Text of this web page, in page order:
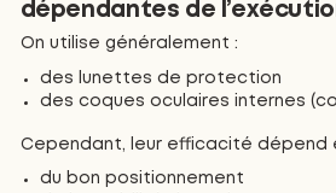
dépendantes de
On utilise généralement :
des lunettes de protection
des coques oculaires internes
Cependant, leur efficacité dépend
du bon positionnement